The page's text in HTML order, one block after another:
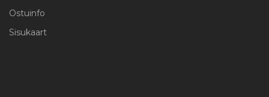
Ostuinfo
Sisukaart